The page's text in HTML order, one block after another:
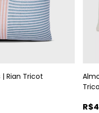
Rian Tricot